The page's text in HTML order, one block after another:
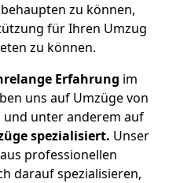
zu können,
für Ihren Umzug
zu können.
Erfahrung im
uns auf Umzüge von
und unter anderem auf
spezialisiert. Unser
professionellen
darauf spezialisieren,